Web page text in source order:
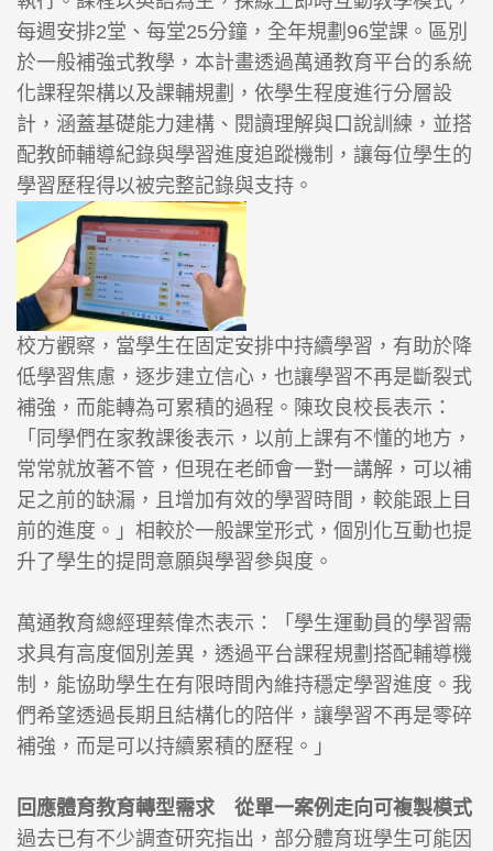
每週安排2堂、每堂25分鐘，全年規劃96堂課。區別
於一般補強式教學，本計畫透過萬通教育平台的系統
化課程架構以及課輔規劃，依學生程度進行分層設
計，涵蓋基礎能力建構、閱讀理解與口說訓練，並搭
配教師輔導紀錄與學習進度追蹤機制，讓每位學生的
學習歷程得以被完整記錄與支持。
校方觀察，當學生在固定安排中持續學習，有助於降
低學習焦慮，逐步建立信心，也讓學習不再是斷裂式
補強，而能轉為可累積的過程。陳玫良校長表示：
「同學們在家教課後表示，以前上課有不懂的地方，
常常就放著不管，但現在老師會一對一講解，可以補
足之前的缺漏，且增加有效的學習時間，較能跟上目
前的進度。」相較於一般課堂形式，個別化互動也提
升了學生的提問意願與學習參與度。
萬通教育總經理蔡偉杰表示：「學生運動員的學習需
求具有高度個別差異，透過平台課程規劃搭配輔導機
制，能協助學生在有限時間內維持穩定學習進度。我
們希望透過長期且結構化的陪伴，讓學習不再是零碎
補強，而是可以持續累積的歷程。」
回應體育教育轉型需求 從單一案例走向可複製模式
過去已有不少調查研究指出，部分體育班學生可能因